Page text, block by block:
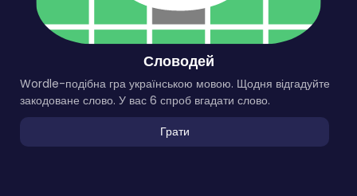
Словодей
Wordle-подібна гра українською мовою. Щодня відгадуйте
закодоване слово. У вас 6 спроб вгадати слово.
Грати